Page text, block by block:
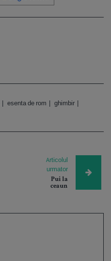
esenta de rom
ghimbir
Articolul
urmator
Pui la
ceaun